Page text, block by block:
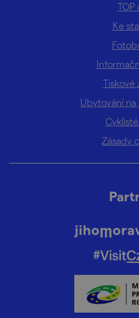
TOP
Ke
Tiskové
Ubytování na
Zásady